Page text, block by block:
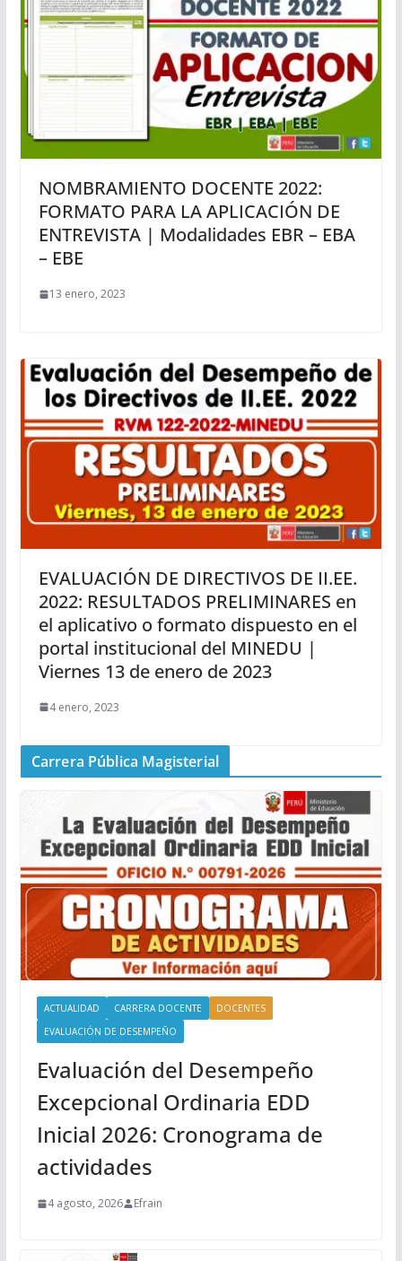
NOMBRAMIENTO DOCENTE 2022:
FORMATO PARA LA APLICACIÓN DE
ENTREVISTA | Modalidades EBR – EBA
– EBE
13 enero, 2023
EVALUACIÓN DE DIRECTIVOS DE II.EE.
2022: RESULTADOS PRELIMINARES en
el aplicativo o formato dispuesto en el
portal institucional del MINEDU |
Viernes 13 de enero de 2023
4 enero, 2023
Carrera Pública Magisterial
ACTUALIDAD CARRERA DOCENTE
DOCENTES
EVALUACIÓN DE DESEMPEÑO
Evaluación del Desempeño
Excepcional Ordinaria EDD
Inicial 2026: Cronograma de
actividades
4 agosto, 2026 Efrain